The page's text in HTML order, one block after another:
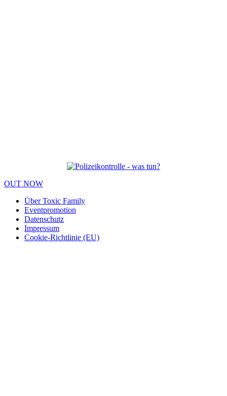
OUT NOW
Über Toxic Family
Eventpromotion
Datenschutz
Impressum
Cookie-Richtlinie (EU)